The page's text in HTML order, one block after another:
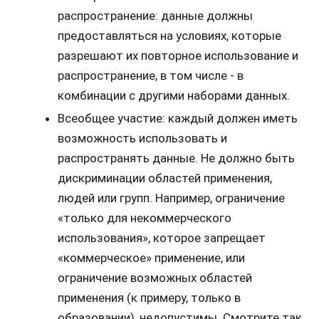
распространение: данные должны
предоставляться на условиях, которые
разрешают их повторное использование и
распространение, в том числе - в
комбинации с другими наборами данных.
Всеобщее участие: каждый должен иметь
возможность использовать и
распространять данные. Не должно быть
дискриминации областей применения,
людей или групп. Например, ограничение
«только для некоммерческого
использования», которое запрещает
«коммерческое» применение, или
ограничение возможных областей
применения (к примеру, только в